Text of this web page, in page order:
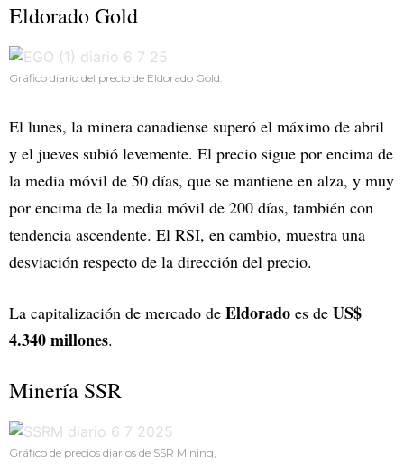
Eldorado Gold
Gráfico diario del precio de Eldorado Gold.
El lunes, la minera canadiense superó el máximo de abril
y el jueves subió levemente. El precio sigue por encima de
la media móvil de 50 días, que se mantiene en alza, y muy
por encima de la media móvil de 200 días, también con
tendencia ascendente. El RSI, en cambio, muestra una
desviación respecto de la dirección del precio.
La capitalización de mercado de Eldorado es de US$
4.340 millones.
Minería SSR
Gráfico de precios diarios de SSR Mining,